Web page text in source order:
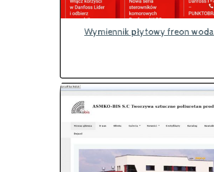
Wymiennik płytowy freon woda